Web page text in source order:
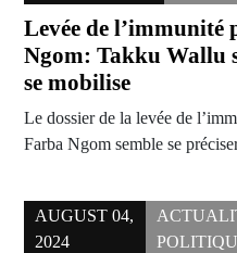
Levée de l’immunité
Ngom: Takku Wallu
se mobilise
Le dossier de la levée de
Farba Ngom semble se
AUGUST 04,
2024